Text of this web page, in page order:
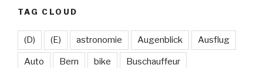
TAG CLOUD
(D) (E) astronomie Augenblick Ausflug
Auto Bern bike Buschauffeur